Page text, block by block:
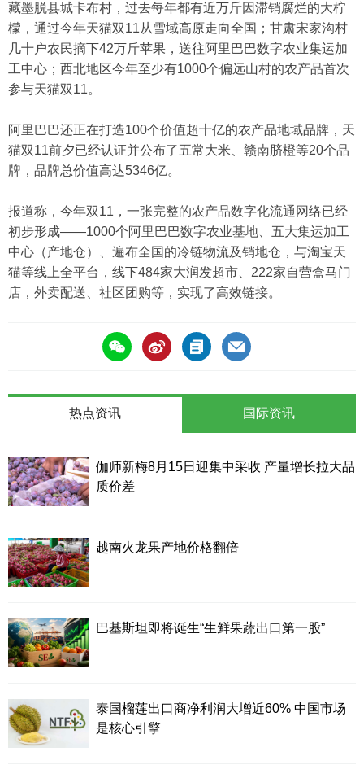
藏墨脱县城卡布村，过去每年都有近万斤因滞销腐烂的大柠
檬，通过今年天猫双11从雪域高原走向全国；甘肃宋家沟村
几十户农民摘下42万斤苹果，送往阿里巴巴数字农业集运加
工中心；西北地区今年至少有1000个偏远山村的农产品首次
参与天猫双11。
阿里巴巴还正在打造100个价值超十亿的农产品地域品牌，天
猫双11前夕已经认证并公布了五常大米、赣南脐橙等20个品
牌，品牌总价值高达5346亿。
报道称，今年双11，一张完整的农产品数字化流通网络已经
初步形成——1000个阿里巴巴数字农业基地、五大集运加工
中心（产地仓）、遍布全国的冷链物流及销地仓，与淘宝天
猫等线上全平台，线下484家大润发超市、222家自营盒马门
店，外卖配送、社区团购等，实现了高效链接。
热点资讯
伽师新梅8月15日迎集中采收 产量增长拉大品
质价差
越南火龙果产地价格翻倍
巴基斯坦即将诞生“生鲜果蔬出口第一股”
泰国榴莲出口商净利润大增近60% 中国市场
是核心引擎
国际资讯